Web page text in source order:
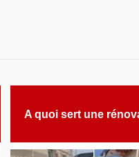
A quoi sert une